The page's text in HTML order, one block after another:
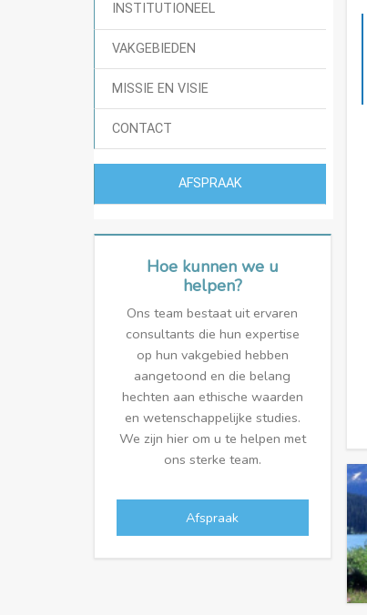
INSTITUTIONEEL
VAKGEBIEDEN
MISSIE EN VISIE
CONTACT
AFSPRAAK
Hoe kunnen we u
helpen?
Ons team bestaat uit ervaren
consultants die hun expertise
op hun vakgebied hebben
aangetoond en die belang
hechten aan ethische waarden
en wetenschappelijke studies.
We zijn hier om u te helpen met
ons sterke team.
Afspraak